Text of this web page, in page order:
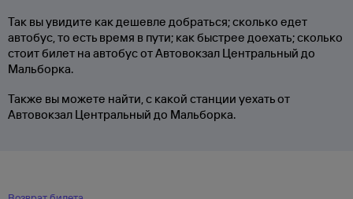
Так вы увидите как дешевле добраться; сколько едет
автобус, то есть время в пути; как быстрее доехать; сколько
стоит билет на автобус от Автовокзал Центральный до
Мальборка.
Также вы можете найти, с какой станции уехать от
Автовокзал Центральный до Мальборка.